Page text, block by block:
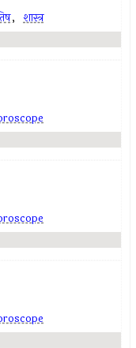
, शास्त्र